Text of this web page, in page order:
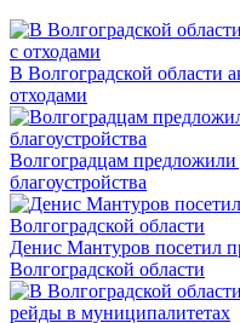
В Волгоградской области
отходами
Волгоградцам предложили
благоустройства
Денис Мантуров посетил
Волгоградской области